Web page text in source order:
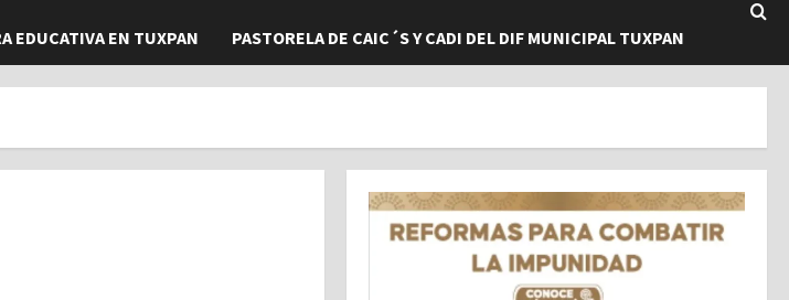
EDUCATIVA EN TUXPAN PASTORELA DE CAIC´S Y CADI DEL DIF MUNICIPAL TUXPAN